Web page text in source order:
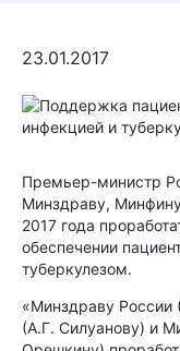
23.01.2017
Премьер-министр
Минздраву,
2017 года
обеспечении
туберкулезом.
«Минздраву
(А.Г. Силуанову) и